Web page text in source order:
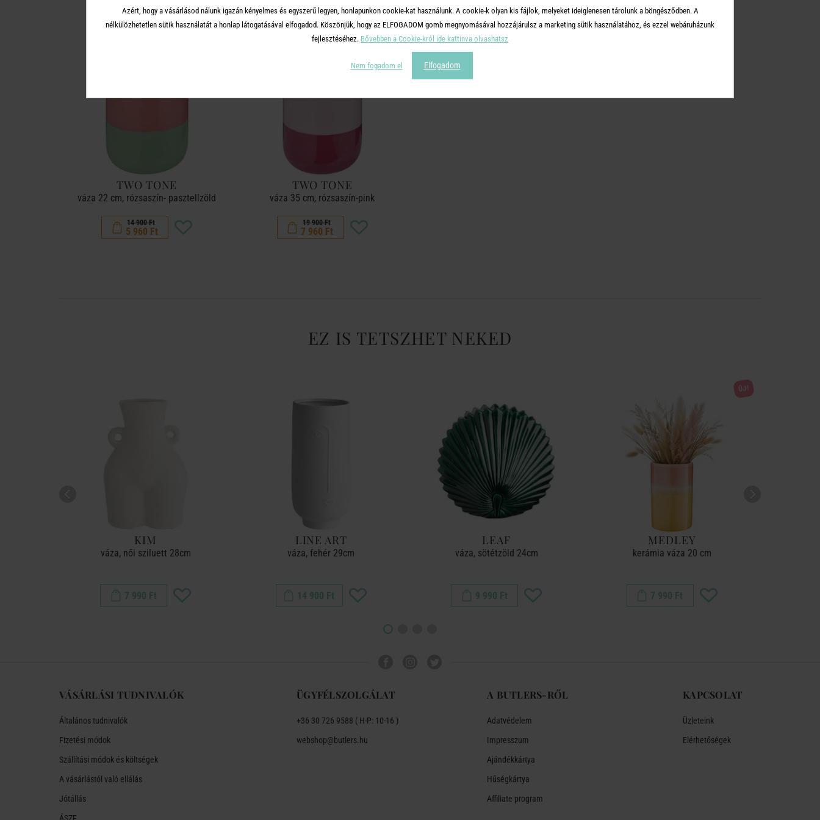
TWO TONE
váza 22 cm, rózsaszín- pasztellzöld
14 900 Ft
5 960 Ft
-60%
TWO TONE
váza 35 cm, rózsaszín-pink
19 900 Ft
7 960 Ft
EZ IS TETSZHET NEKED
KIM
váza, női sziluett 28cm
7 990 Ft
LINE ART
váza, fehér 29cm
14 900 Ft
LEAF
váza, sötétzöld 24cm
9 990 Ft
ÚJ!
MEDLEY
kerámia váza 20 cm
7 990 Ft
VÁSÁRLÁSI TUDNIVALÓK
Általános tudnivalók
Fizetési módok
Szállítási módok és költségek
A vásárlástól való ellálás
Jótállás
ÜGYFÉLSZOLGÁLAT
+36 30 726 9588 ( H-P: 10-16 )
webshop@butlers.hu
A BUTLERS-RŐL
Adatvédelem
Impresszum
Ajándékkártya
Hűségkártya
Affiliate program
KAPCSOLAT
Üzleteink
Elérhetőségek
Azért, hogy a vásárlásod nálunk igazán kényelmes és egyszerű legyen, honlapunkon cookie-kat használunk. A cookie-k olyan kis fájlok, melyeket ideiglenesen tárolunk a böngésződben. A
nélkülözhetetlen sütik használatát a honlap látogatásával elfogadod. Köszönjük, hogy az ELFOGADOM gomb megnyomásával hozzájárulsz a marketing sütik használatához, és ezzel webáruházunk
fejlesztéséhez. Bővebben a Cookie-król ide kattinva olvashatsz
Nem fogadom el Elfogadom